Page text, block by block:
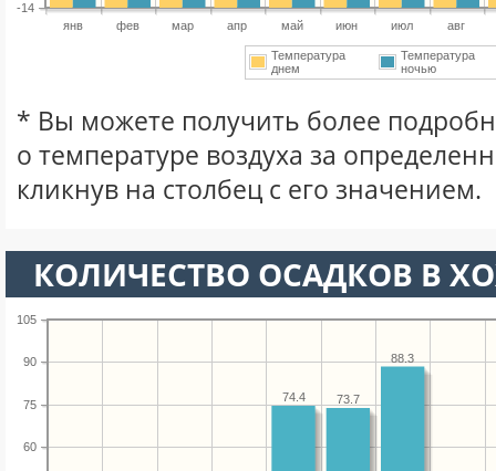
янв фев мар апр май июн июл авг
-14
Температура
днем
Температура
ночью
* Вы можете получить более
о температуре воздуха за
кликнув на столбец с его значением.
КОЛИЧЕСТВО ОСАДКОВ В
60
75
90
105
88.3
73.7
74.4